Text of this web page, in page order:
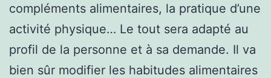
compléments alimentaires, la pratique d’une
activité physique… Le tout sera adapté au
profil de la personne et à sa demande. Il va
bien sûr modifier les habitudes alimentaires